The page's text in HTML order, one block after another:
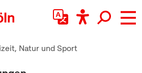
Natur und Sport